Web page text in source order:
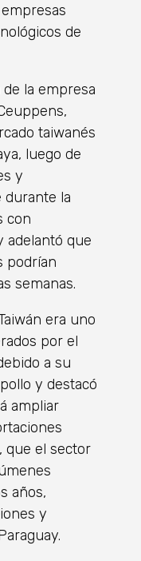
de
la empresa
taiwanés
luego de
y
durante la
con
adelantó que
podrían
semanas.
era uno
por el
a su
y destacó
ampliar
que el sector
años,
y